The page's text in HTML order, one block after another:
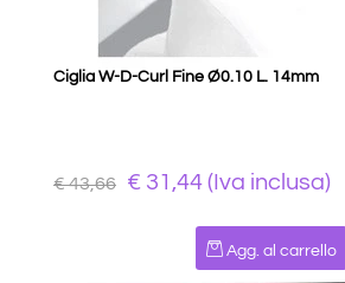
Ciglia W-D-Curl Fine Ø0.10 L. 14mm
€ 43,66 € 31,44 (Iva inclusa)
Quantità
Agg. al carrello